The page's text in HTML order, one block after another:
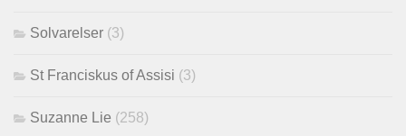
Solvarelser (3)
St Franciskus of Assisi (3)
Suzanne Lie (258)